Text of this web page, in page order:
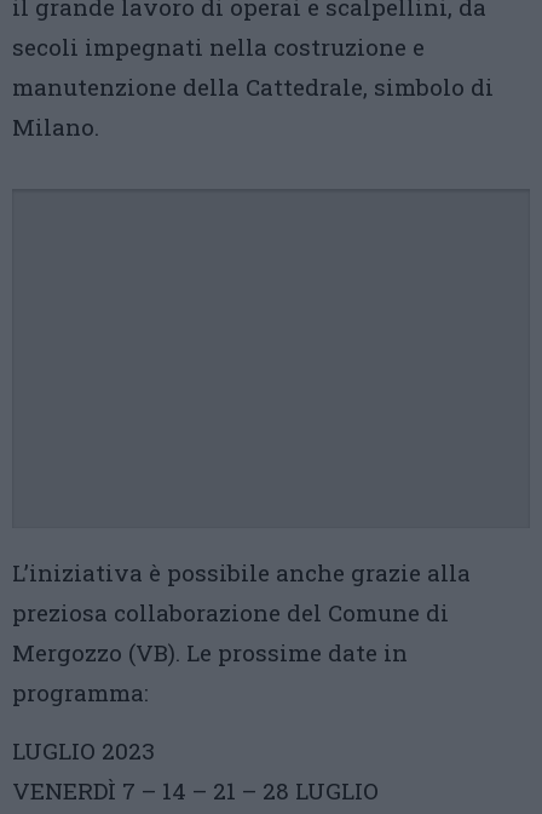
il grande lavoro di operai e scalpellini, da
secoli impegnati nella costruzione e
manutenzione della Cattedrale, simbolo di
Milano.
L’iniziativa è possibile anche grazie alla
preziosa collaborazione del Comune di
Mergozzo (VB). Le prossime date in
programma:
LUGLIO 2023
VENERDÌ 7 – 14 – 21 – 28 LUGLIO